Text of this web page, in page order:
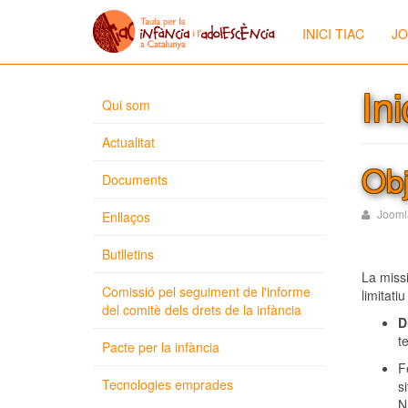
INICI TIAC
La
Qui som
Actualitat
Documents
Enllaços
Butlletins
Comissió pel seguiment de l'informe
del comitè dels drets de la infància
Pacte per la infància
Tecnologies emprades